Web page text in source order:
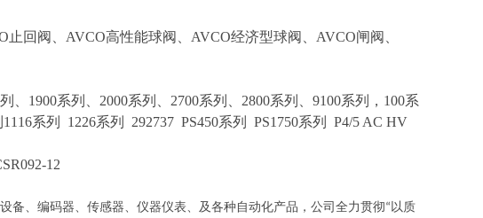
止回阀、AVCO高性能球阀、AVCO经济型球阀、AVCO闸阀、
1900系列 2000系列 2700系列 2800系列 9100系列， 100系
系列 1226系列 292737 PS450系列 PS1750系列
P4/5 AC HV
12
备、编码器、传感器、仪器仪表、及各种自动化产品，公司全力贯彻 “ 以质